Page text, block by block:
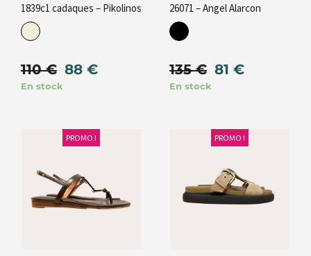
1839c1 cadaques – Pikolinos
110€ 88 €
En stock
26071 – Angel Alarcon
135€ 81 €
En stock
PROMO ! PROMO !